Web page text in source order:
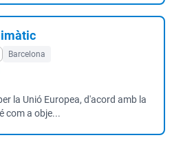
Barcelona
la Unió Europea, d'acord amb la
com a obje...